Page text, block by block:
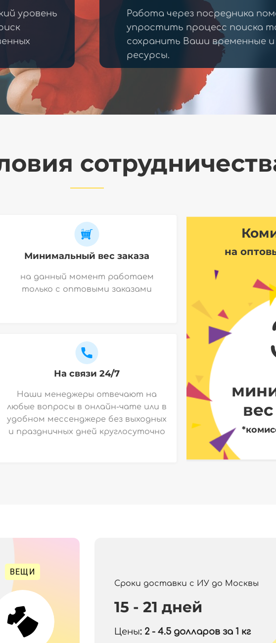
уровень
Работа через посредника
упростить процесс поиска
сохранить Ваши временные
ресурсы.
Минимальный вес заказа
на данный момент работаем
только с оптовыми заказами
На связи 24/7
Наши менеджеры отвечают на
любые вопросы в онлайн-чате или в
удобном мессенджере без выходных
и праздничных дней круглосуточно
на
вес
*комиссия
ВЕЩИ
Сроки доставки с ИУ до Москвы
15 - 21 дней
Цены: 2 - 4.5 долларов за 1 кг